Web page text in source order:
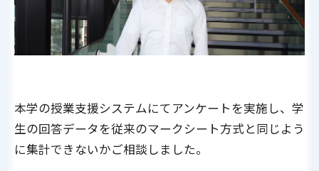
本学の授業支援システムにてアンケートを実施し、学
生の回答データを従来のマークシート方式と同じよう
に集計できないかご相談しました。